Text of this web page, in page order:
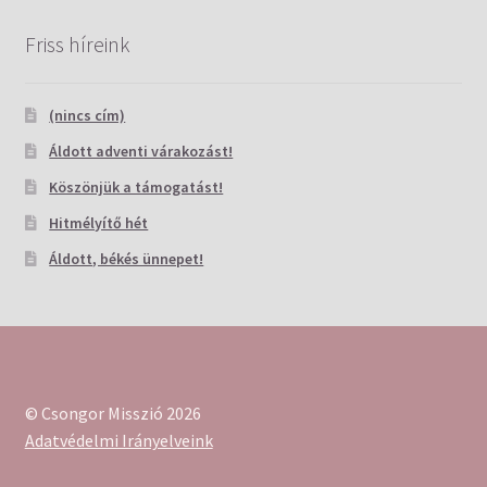
Friss híreink
(nincs cím)
Áldott adventi várakozást!
Köszönjük a támogatást!
Hitmélyítő hét
Áldott, békés ünnepet!
© Csongor Misszió 2026
Adatvédelmi Irányelveink